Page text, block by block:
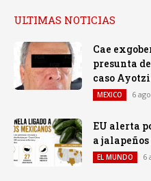
ULTIMAS NOTICIAS
Cae
presunta
caso
MEXICO 6
EU alerta
a
EL MUNDO 6